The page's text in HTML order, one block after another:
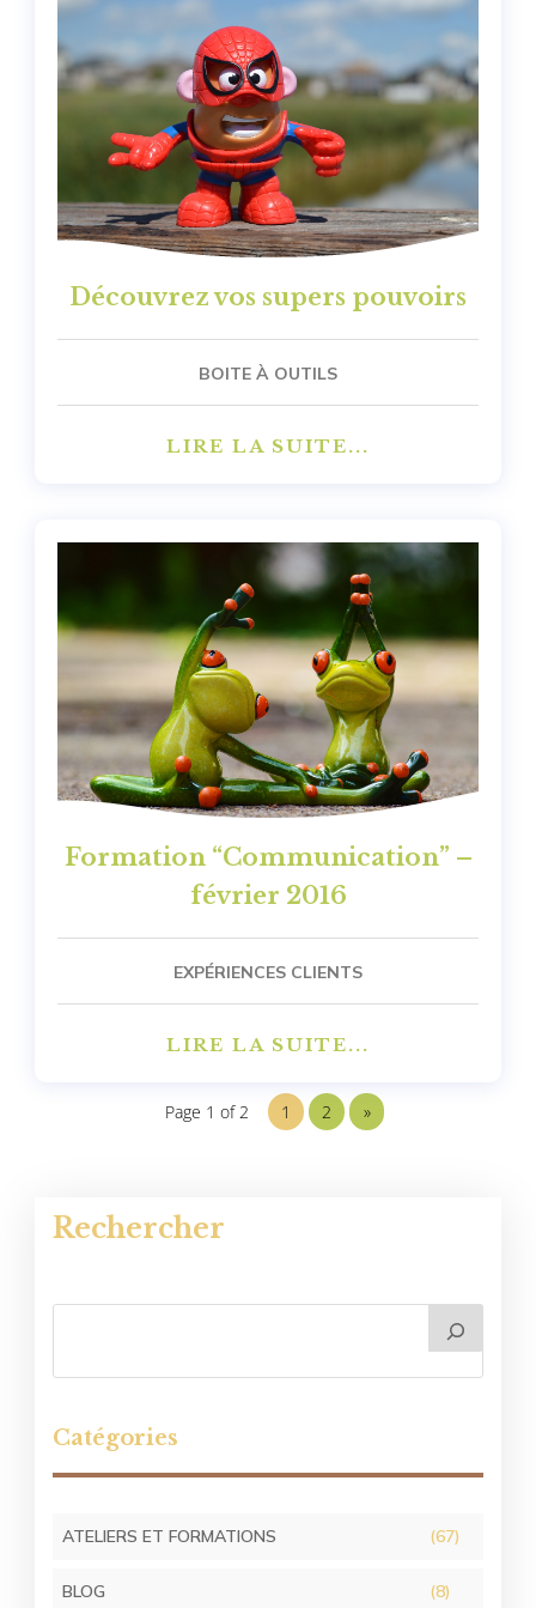
Découvrez vos supers pouvoirs
BOITE À OUTILS
LIRE LA SUITE...
Formation “Communication” –
février 2016
EXPÉRIENCES CLIENTS
LIRE LA SUITE...
Page 1 of 2 1 2 »
Rechercher
Catégories
ATELIERS ET FORMATIONS (67)
BLOG (8)